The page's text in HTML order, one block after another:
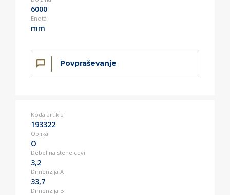
6000
Enota
mm
Povpraševanje
Koda artikla
193322
Oblika
O
Debelina stene cevi
3,2
Dimenzija A
33,7
Dimenzija B